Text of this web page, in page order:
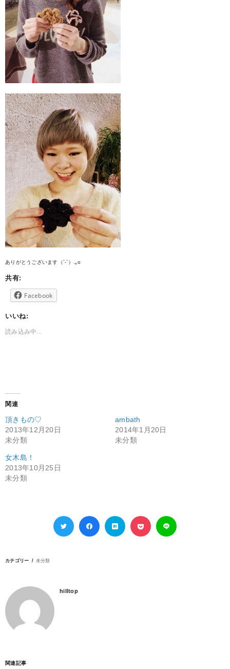
ありがとうございます（´-`）.｡o
共有:
Facebook
いいね:
読み込み中...
関連
頂きもの♡
2013年12月20日
未分類
ambath
2014年1月20日
未分類
女木島！
2013年10月25日
未分類
カテゴリー 未分類
hilltop
関連記事